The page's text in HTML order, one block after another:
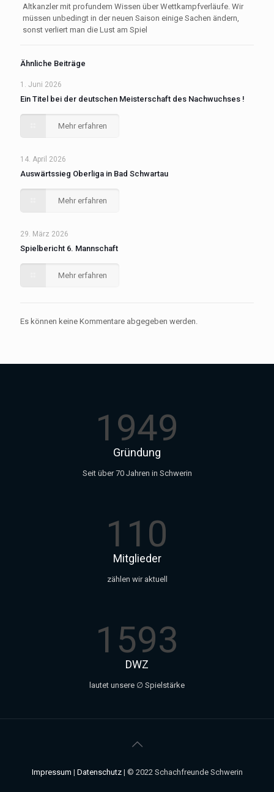
Altkanzler mit profundem Wissen über Wettkampfverläufe. Wir
müssen unbedingt in der neuen Saison einige Sachen ändern,
sonst verliert man die Lust am Spiel
Ähnliche Beiträge
1. Juni 2026
Ein Titel bei der deutschen Meisterschaft des Nachwuchses !
Mehr erfahren
14. April 2026
Auswärtssieg Oberliga in Bad Schwartau
Mehr erfahren
29. März 2026
Spielbericht 6. Mannschaft
Mehr erfahren
Es können keine Kommentare abgegeben werden.
1949
Gründung
Seit über 70 Jahren in Schwerin
110
Mitglieder
zählen wir aktuell
1593
DWZ
lautet unsere ∅ Spielstärke
Impressum | Datenschutz| © 2022 Schachfreunde Schwerin